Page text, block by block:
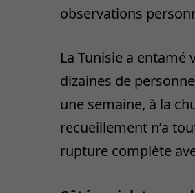
observations
La Tunisie a
dizaines de
une semaine, à la
recueillement n’a
rupture complète